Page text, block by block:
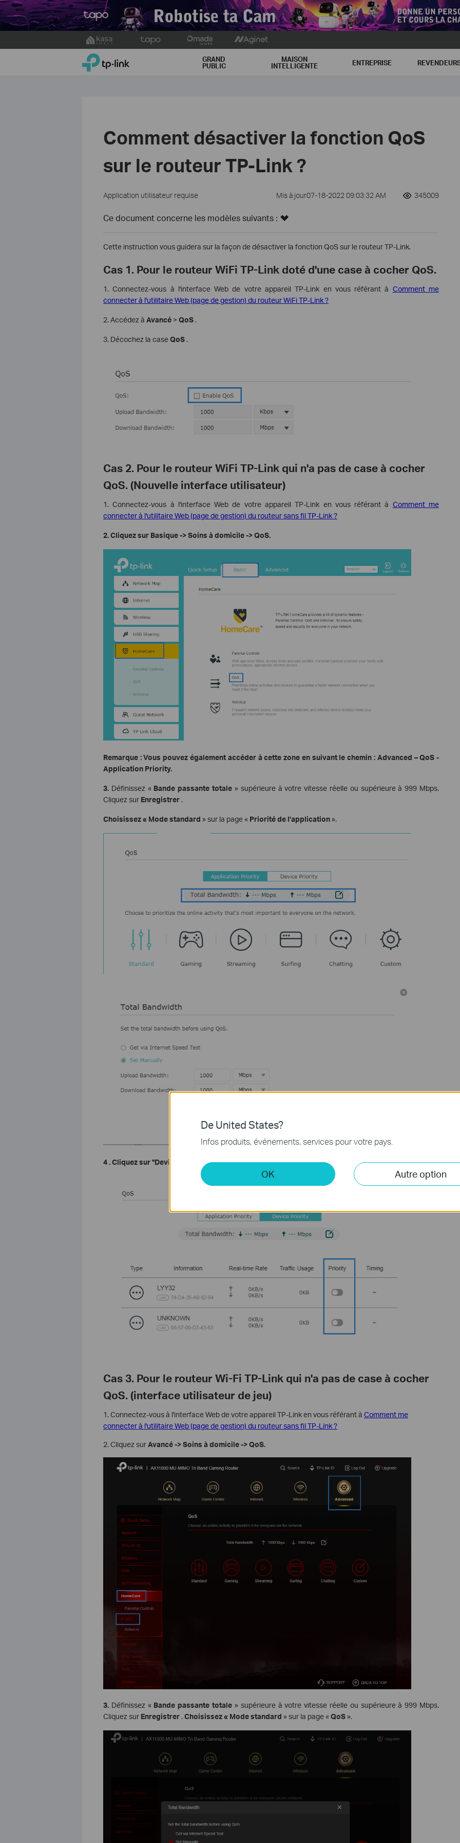
to
TP-Link, Reliably Smart GRAND
PUBLIC
MAISON
INTELLIGENTE ENTREPRISE
Comment désactiver la fonction QoS
sur le routeur TP-Link ?
Application utilisateur requise Mis à jour07-18-2022 09:03:32 AM 345009
Ce document concerne les modèles suivants :
Cette instruction vous guidera sur la façon de désactiver la fonction QoS sur le routeur TP-Link.
Cas 1. Pour le routeur WiFi TP-Link doté d'une case à cocher QoS.
1. Connectez-vous à l'interface Web de votre appareil TP-Link en vous référant à Comment me
connecter à l'utilitaire Web (page de gestion) du routeur WiFi TP-Link ?
2. Accédez à Avancé> QoS.
3. Décochez la caseQoS.
Cas 2. Pour le routeur WiFi TP-Link qui n'a pas de case à cocher
QoS. (Nouvelle interface utilisateur)
1. Connectez-vous à l'interface Web de votre appareil TP-Link en vous référant à Comment me
connecter à l'utilitaire Web (page de gestion) du routeur sans fil TP-Link ?
2. Cliquez sur Basique -> Soins à domicile -> QoS.
Remarque : Vous pouvez également accéder à cette zone en suivant le chemin : Advanced – QoS -
Application Priority.
3.Définissez «Bande passante totale » supérieure à votre vitesse réelle ou supérieure à 999 Mbps.
Cliquez sur Enregistrer.
Choisissez « Mode standard » sur la page «Priorité de l'application».
4. Cliquez sur "Device Priority", désactivez tous les boutons sous "Priorité".
Cas 3. Pour le routeur Wi-Fi TP-Link qui n'a pas de case à cocher
QoS. (interface utilisateur de jeu)
1. Connectez-vous à l'interface Web de votre appareil TP-Link en vous référant à Comment me
connecter à l'utilitaire Web (page de gestion) du routeur sans fil TP-Link ?
2. Cliquez surAvancé -> Soins à domicile -> QoS.
3.Définissez «Bande passante totale » supérieure à votre vitesse réelle ou supérieure à 999 Mbps.
Cliquez sur Enregistrer.Choisissez « Mode standard » sur la page «QoS».
De United States?
Infos produits, événements, services pour votre pays.
OK Autre option